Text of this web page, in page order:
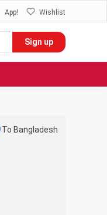
App! Wishlist
Sign up
To Bangladesh